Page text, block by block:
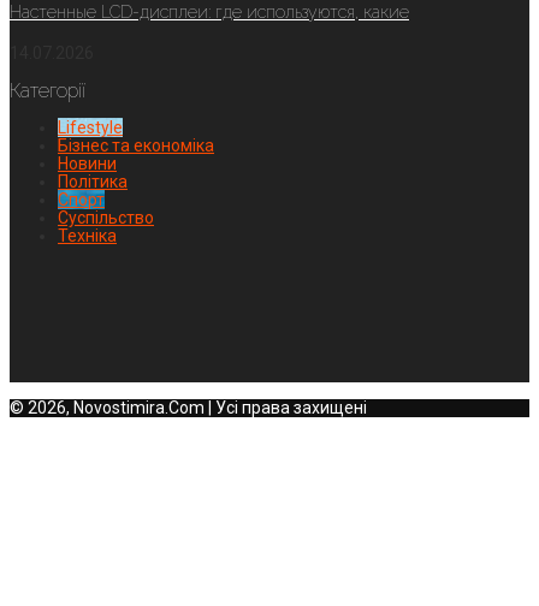
Настенные LCD-дисплеи: где используются, какие
Категорії
Lifestyle
Бізнес та економіка
Новини
Політика
Спорт
Суспільство
Техніка
© 2026, Novostimira.Com | Усі права захищені